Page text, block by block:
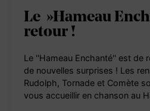
Le »Hameau
retour !
Le ''Hameau Enchanté'' est de
de nouvelles surprises ! Les
Rudolph, Tornade et Comète
vous accueillir en chanson au